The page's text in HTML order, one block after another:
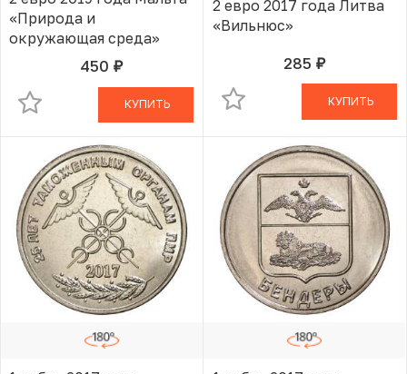
«Природа и
окружающая среда»
450 руб.В КОРЗИНЕ
КУПИТЬ
2 евро 2017 года Литва
«Вильнюс»
285 руб.В КОРЗИНЕ
КУПИТЬ